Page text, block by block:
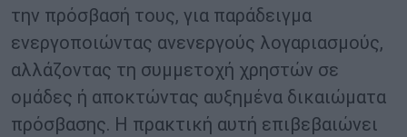
την πρόσβασή τους, για παράδειγμα
ενεργοποιώντας ανενεργούς λογαριασμούς,
αλλάζοντας τη συμμετοχή χρηστών σε
ομάδες ή αποκτώντας αυξημένα δικαιώματα
πρόσβασης. Η πρακτική αυτή επιβεβαιώνει